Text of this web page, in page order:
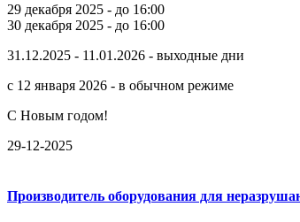
29 декабря 2025 - до 16:00
30 декабря 2025 - до 16:00
31.12.2025 - 11.01.2026 - выходные дни
с 12 января 2026 - в обычном режиме
С Новым годом!
29-12-2025
Производитель оборудования для